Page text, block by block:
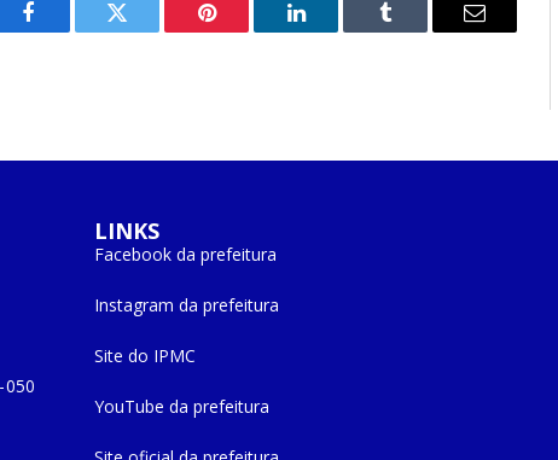
Facebook Twitter Pinterest
O
Tumblr
E-
LINKS
Facebook da prefeitura
Instagram da prefeitura
Site do IPMC
YouTube da prefeitura